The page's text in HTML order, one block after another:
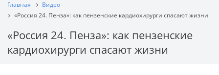
Главная
Видео
«Россия 24. Пенза»: как пензенские кардиохирурги спасают жизни
«Россия 24. Пенза»: как пензенские
кардиохирурги спасают жизни